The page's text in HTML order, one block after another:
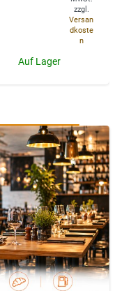
zzgl.
Versan
dkoste
n
Auf Lager